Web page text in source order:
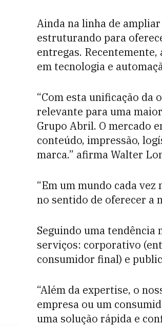
Ainda na linha de
estruturando para
entregas.
em tecnologia e
“Com esta unificação da
relevante para uma
Grupo Abril. O mercado
conteúdo, impressão,
marca.” afirma Walter
“Em um mundo cada
no sentido de oferecer a
Seguindo uma tendência
serviços: corporativo
consumidor final) e
“Além da expertise, o
empresa ou um
uma solução rápida e